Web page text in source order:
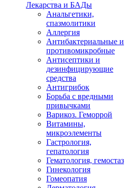
Лекарства и БАДы
Анальгетики,
спазмолитики
Аллергия
Антибактериальные и
противомикробные
Антисептики и
дезинфицирующие
средства
Антигрибок
Борьба с вредными
привычками
Варикоз. Геморрой
Витамины,
микроэлементы
Гастрология,
гепатология
Гематология, гемостаз
Гинекология
Гомеопатия